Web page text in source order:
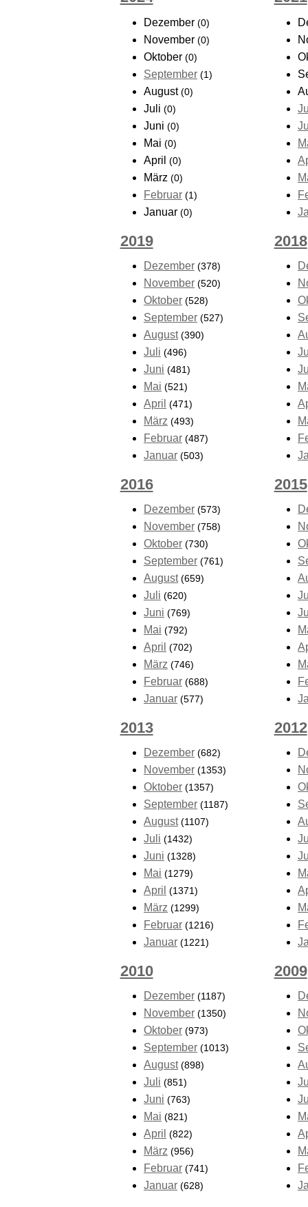
Dezember (0)
November (0)
Oktober (0)
September (1)
August (0)
Juli (0)
Juni (0)
Mai (0)
April (0)
März (0)
Februar (1)
Januar (0)
2019
Dezember (378)
November (520)
Oktober (528)
September (527)
August (390)
Juli (496)
Juni (481)
Mai (521)
April (471)
März (493)
Februar (487)
Januar (503)
2018
2016
Dezember (573)
November (758)
Oktober (730)
September (761)
August (659)
Juli (620)
Juni (769)
Mai (792)
April (702)
März (746)
Februar (688)
Januar (577)
2015
2013
Dezember (682)
November (1353)
Oktober (1357)
September (1187)
August (1107)
Juli (1432)
Juni (1328)
Mai (1279)
April (1371)
März (1299)
Februar (1216)
Januar (1221)
2012
2010
Dezember (1187)
November (1350)
Oktober (973)
September (1013)
August (898)
Juli (851)
Juni (763)
Mai (821)
April (822)
März (956)
Februar (741)
Januar (628)
2009